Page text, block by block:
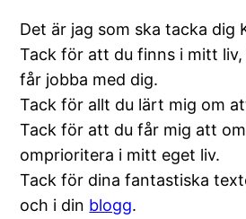
Det är jag som ska tacka dig
Tack för att du finns i mitt
får jobba med dig.
Tack för allt du lärt mig om
Tack för att du får mig att
omprioritera i mitt eget liv.
Tack för dina fantastiska
och i din blogg.